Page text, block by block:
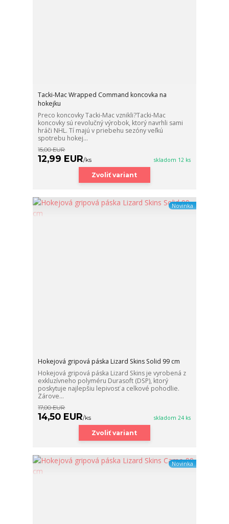
Tacki-Mac Wrapped Command koncovka na
hokejku
Preco koncovky Tacki-Mac vznikli?Tacki-Mac
koncovky sú revolučný výrobok, ktorý navrhli sami
hráči NHL. Tí majú v priebehu sezóny veľkú
spotrebu hokej...
15,00 EUR
12,99 EUR/ks skladom 12 ks
Zvoliť variant
Novinka
Hokejová gripová páska Lizard Skins Solid 99 cm
Hokejová gripová páska Lizard Skins je vyrobená z
exkluzívneho polyméru Durasoft (DSP), ktorý
poskytuje najlepšiu lepivosť a celkové pohodlie.
Zárove...
17,00 EUR
14,50 EUR/ks skladom 24 ks
Zvoliť variant
Novinka